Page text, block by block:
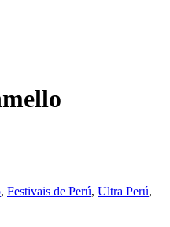
, Festivais de Perú, Ultra Perú,